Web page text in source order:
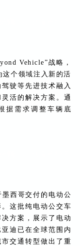
Vehicle”战略，
个领域注入新的活
驶等先进技术融入
活的解决方案。通
据需求调整车辆底
西哥交付的电动公
这批纯电动公交车
方案，展示了电动
迪已在全球范围内
交通转型做出了重